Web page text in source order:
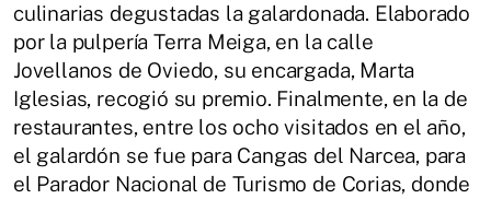
culinarias degustadas la galardonada. Elaborado
por la pulpería Terra Meiga, en la calle
Jovellanos de Oviedo, su encargada, Marta
Iglesias, recogió su premio. Finalmente, en la de
restaurantes, entre los ocho visitados en el año,
el galardón se fue para Cangas del Narcea, para
el Parador Nacional de Turismo de Corias, donde